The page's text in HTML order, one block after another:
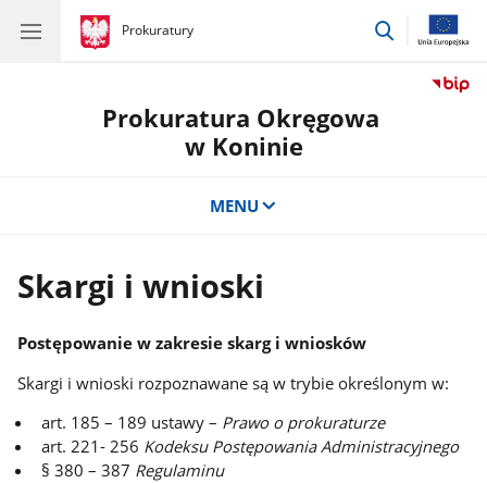
gov.pl
Prokuratury
gov.pl
Prokuratury
przejdź
Prokuratura Okręgowa
w Koninie
MENU
Skargi i wnioski
Postępowanie w zakresie skarg i wniosków
Skargi i wnioski rozpoznawane są w trybie określonym w:
art. 185 – 189 ustawy – Prawo o prokuraturze
art. 221- 256 Kodeksu Postępowania Administracyjnego
§ 380 – 387 Regulaminu